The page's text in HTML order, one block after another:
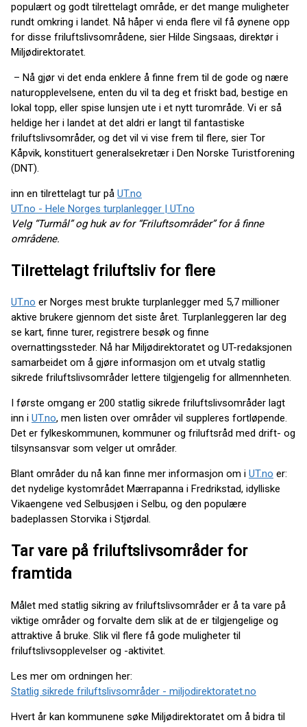
populært og godt tilrettelagt område, er det mange muligheter
rundt omkring i landet. Nå håper vi enda flere vil få øynene opp
for disse friluftslivsområdene, sier Hilde Singsaas, direktør i
Miljødirektoratet.
– Nå gjør vi det enda enklere å finne frem til de gode og nære
naturopplevelsene, enten du vil ta deg et friskt bad, bestige en
lokal topp, eller spise lunsjen ute i et nytt turområde. Vi er så
heldige her i landet at det aldri er langt til fantastiske
friluftslivsområder, og det vil vi vise frem til flere, sier Tor
Kåpvik, konstituert generalsekretær i Den Norske Turistforening
(DNT).
inn en tilrettelagt tur på UT.no
UT.no - Hele Norges turplanlegger | UT.no
Velg “Turmål” og huk av for “Friluftsområder” for å finne
områdene.
Tilrettelagt friluftsliv for flere
UT.no er Norges mest brukte turplanlegger med 5,7 millioner
aktive brukere gjennom det siste året. Turplanleggeren lar deg
se kart, finne turer, registrere besøk og finne
overnattingssteder. Nå har Miljødirektoratet og UT-redaksjonen
samarbeidet om å gjøre informasjon om et utvalg statlig
sikrede friluftslivsområder lettere tilgjengelig for allmennheten.
I første omgang er 200 statlig sikrede friluftslivsområder lagt
inn i UT.no, men listen over områder vil suppleres fortløpende.
Det er fylkeskommunen, kommuner og friluftsråd med drift- og
tilsynsansvar som velger ut områder.
Blant områder du nå kan finne mer informasjon om i UT.no er:
det nydelige kystområdet Mærrapanna i Fredrikstad, idylliske
Vikaengene ved Selbusjøen i Selbu, og den populære
badeplassen Storvika i Stjørdal.
Tar vare på friluftslivsområder for
framtida
Målet med statlig sikring av friluftslivsområder er å ta vare på
viktige områder og forvalte dem slik at de er tilgjengelige og
attraktive å bruke. Slik vil flere få gode muligheter til
friluftslivsopplevelser og -aktivitet.
Les mer om ordningen her:
Statlig sikrede friluftslivsområder - miljodirektoratet.no
Hvert år kan kommunene søke Miljødirektoratet om å bidra til